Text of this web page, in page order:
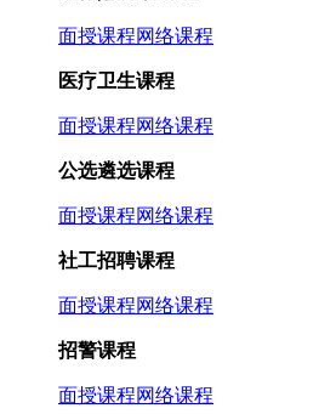
面授课程网络课程
医疗卫生课程
面授课程网络课程
公选遴选课程
面授课程网络课程
社工招聘课程
面授课程网络课程
招警课程
面授课程网络课程